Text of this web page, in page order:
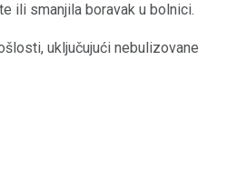
ili smanjila boravak u bolnici.
uključujući nebulizovane